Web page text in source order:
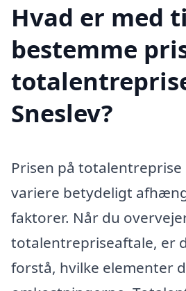
Hvad er med
bestemme
Sneslev?
Prisen på totalentreprise
variere betydeligt
faktorer. Når du
totalentrepriseaftale, er
forstå, hvilke elementer